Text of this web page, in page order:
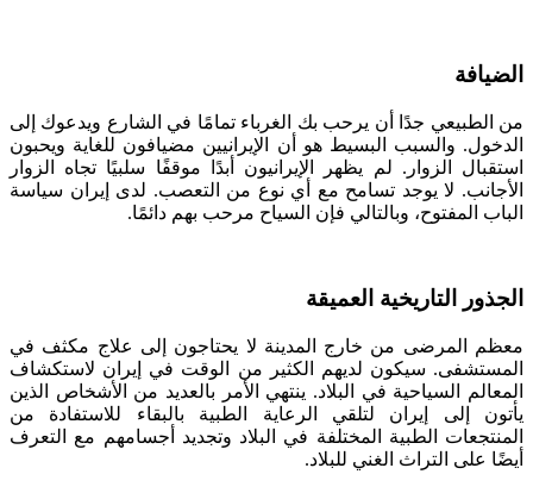
الضيافة
من الطبيعي جدًا أن يرحب بك الغرباء تمامًا في الشارع ويدعوك إلى
الدخول. والسبب البسيط هو أن الإيرانيين مضيافون للغاية ويحبون
استقبال الزوار. لم يظهر الإيرانيون أبدًا موقفًا سلبيًا تجاه الزوار
الأجانب. لا يوجد تسامح مع أي نوع من التعصب. لدى إيران سياسة
الباب المفتوح، وبالتالي فإن السياح مرحب بهم دائمًا.
الجذور التاريخية العميقة
معظم المرضى من خارج المدينة لا يحتاجون إلى علاج مكثف في
المستشفى. سيكون لديهم الكثير من الوقت في إيران لاستكشاف
المعالم السياحية في البلاد. ينتهي الأمر بالعديد من الأشخاص الذين
يأتون إلى إيران لتلقي الرعاية الطبية بالبقاء للاستفادة من
المنتجعات الطبية المختلفة في البلاد وتجديد أجسامهم مع التعرف
أيضًا على التراث الغني للبلاد.